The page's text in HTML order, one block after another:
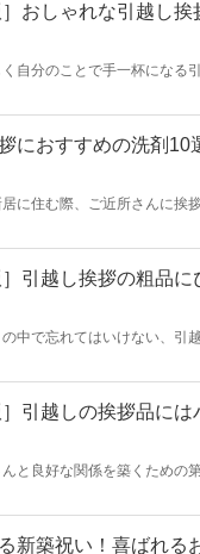
］おしゃれな引越し
自分のことで手一杯になる
れない場所での新生活をよ
におすすめの洗剤10
に住む際、ご近所さんに挨
ように賞味期限がなく、す
］引越し挨拶の粗品
中で忘れてはいけない、引
好な関係は不可欠です。「
］引越しの挨拶品に
と良好な関係を築くための
負担の少ない消え物ギフト
新築祝い！喜ばれる